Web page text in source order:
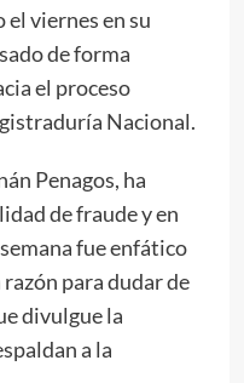
viernes en su
de forma
el proceso
Nacional.
Penagos, ha
de fraude y en
fue enfático
para dudar de
divulgue la
a la